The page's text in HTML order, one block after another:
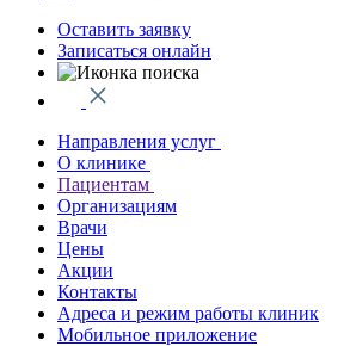
Оставить заявку
Записаться онлайн
Направления услуг
О клинике
Пациентам
Организациям
Врачи
Цены
Акции
Контакты
Адреса и режим работы клиник
Мобильное приложение